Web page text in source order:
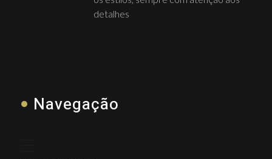
detalhes
Navegação